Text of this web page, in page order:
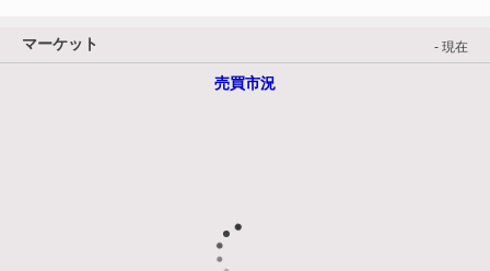
マーケット - 現在
売買市況